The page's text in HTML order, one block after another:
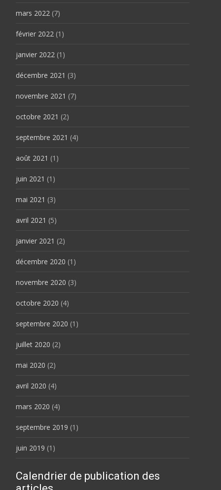
mars 2022 (7)
février 2022 (1)
janvier 2022 (1)
décembre 2021 (3)
novembre 2021 (7)
octobre 2021 (2)
septembre 2021 (4)
août 2021 (1)
juin 2021 (1)
mai 2021 (3)
avril 2021 (5)
janvier 2021 (2)
décembre 2020 (1)
novembre 2020 (3)
octobre 2020 (4)
septembre 2020 (1)
juillet 2020 (2)
mai 2020 (2)
avril 2020 (4)
mars 2020 (4)
septembre 2019 (1)
juin 2019 (1)
Calendrier de publication des